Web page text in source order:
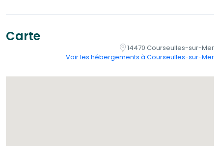
Carte
14470 Courseulles-sur-Mer
Voir les hébergements à Courseulles-sur-Mer